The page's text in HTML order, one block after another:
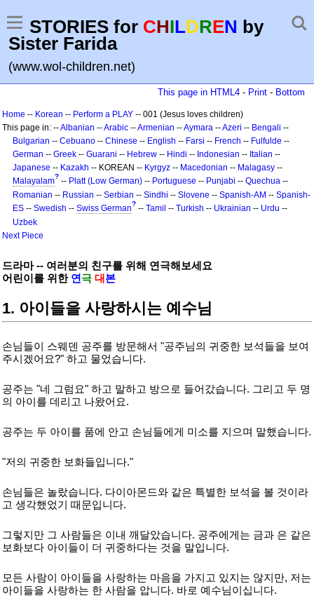
STORIES for CHILDREN by
Sister Farida
(www.wol-children.net)
This page in HTML4 - Print - Bottom
Home -- Korean -- Perform a PLAY -- 001 (Jesus loves children)
This page in: --Albanian --Arabic --Armenian --Aymara --Azeri -- Bengali --
Bulgarian -- Cebuano -- Chinese -- English -- Farsi -- French -- Fulfulde --
German -- Greek -- Guarani -- Hebrew -- Hindi -- Indonesian -- Italian --
Japanese -- Kazakh -- KOREAN -- Kyrgyz -- Macedonian -- Malagasy --
Malayalam? -- Platt (Low German) -- Portuguese -- Punjabi -- Quechua --
Romanian -- Russian -- Serbian -- Sindhi -- Slovene -- Spanish-AM -- Spanish-
ES -- Swedish -- Swiss German? -- Tamil -- Turkish -- Ukrainian -- Urdu --
Uzbek
Next Piece
드라마 -- 여러분의 친구를 위해 연극해보세요
어린이를 위한 연극 대본
1. 아이들을 사랑하시는 예수님
손님들이 스웨덴 공주를 방문해서 "공주님의 귀중한 보석들을 보여
주시겠어요?" 하고 물었습니다.
공주는 "네 그럼요" 하고 말하고 방으로 들어갔습니다. 그리고 두 명
의 아이를 데리고 나왔어요.
공주는 두 아이를 품에 안고 손님들에게 미소를 지으며 말했습니다.
"저의 귀중한 보화들입니다."
손님들은 놀랐습니다. 다이아몬드와 같은 특별한 보석을 볼 것이라
고 생각했었기 때문입니다.
그렇지만 그 사람들은 이내 깨달았습니다. 공주에게는 금과 은 같은
보화보다 아이들이 더 귀중하다는 것을 말입니다.
모든 사람이 아이들을 사랑하는 마음을 가지고 있지는 않지만, 저는
아이들을 사랑하는 한 사람을 압니다. 바로 예수님이십니다.